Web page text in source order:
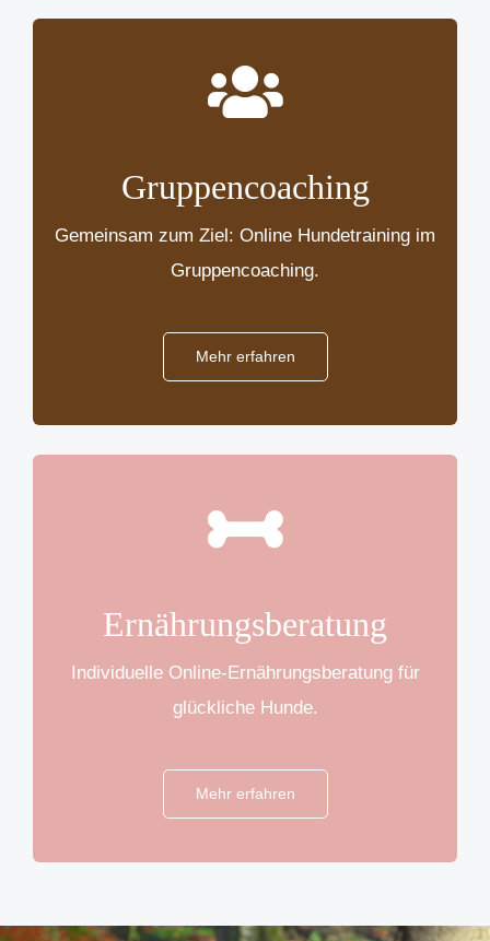
Gruppencoaching
Gemeinsam zum Ziel: Online Hundetraining im
Gruppencoaching.
Mehr erfahren
Ernährungsberatung
Individuelle Online-Ernährungsberatung für
glückliche Hunde.
Mehr erfahren